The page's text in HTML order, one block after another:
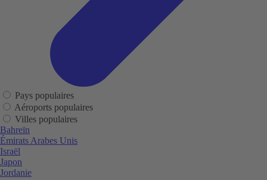
Pays populaires
Aéroports populaires
Villes populaires
Bahreïn
Émirats Arabes Unis
Israël
Japon
Jordanie